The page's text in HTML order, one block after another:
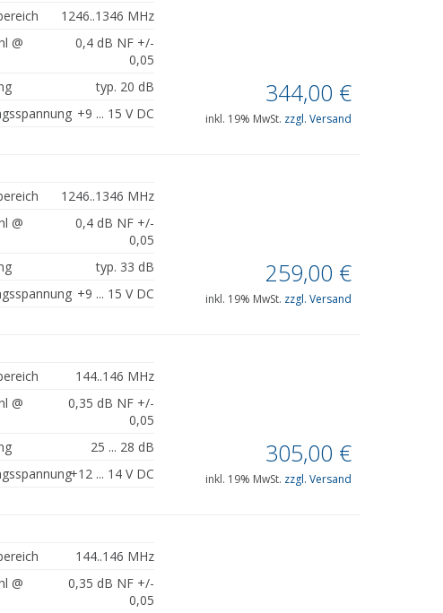
1246..1346 MHz
@
0,4 dB NF +/-
0,05
typ. 20 dB
+9 ... 15 V DC
344,00 €
inkl. 19% MwSt. zzgl. Versand
1246..1346 MHz
@
0,4 dB NF +/-
0,05
typ. 33 dB
+9 ... 15 V DC
259,00 €
inkl. 19% MwSt. zzgl. Versand
144..146 MHz
@
0,35 dB NF +/-
0,05
25 ... 28 dB
+12 ... 14 V DC
305,00 €
inkl. 19% MwSt. zzgl. Versand
144..146 MHz
@
0,35 dB NF +/-
0,05